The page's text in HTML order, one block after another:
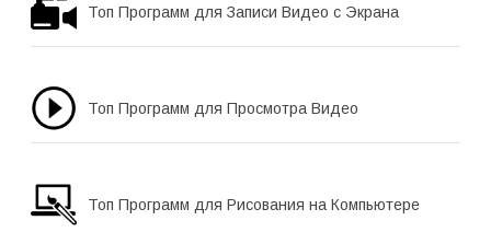
Топ Программ для Записи Видео с Экрана
Топ Программ для Просмотра Видео
Топ Программ для Рисования на Компьютере